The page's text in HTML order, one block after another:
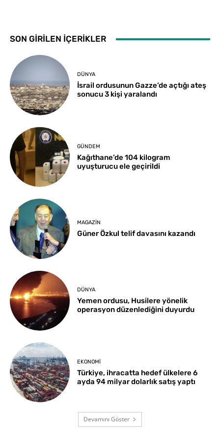
SON GİRİLEN İÇERİKLER
DÜNYA
İsrail ordusunun Gazze’de açtığı ateş
sonucu 3 kişi yaralandı
GÜNDEM
Kağıthane’de 104 kilogram
uyuşturucu ele geçirildi
MAGAZIN
Güner Özkul telif davasını kazandı
DÜNYA
Yemen ordusu, Husilere yönelik
operasyon düzenlediğini duyurdu
EKONOMI
Türkiye, ihracatta hedef ülkelere 6
ayda 94 milyar dolarlık satış yaptı
Devamını Göster